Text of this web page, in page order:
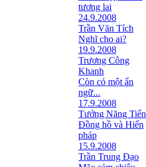
tương lai
24.9.2008
Trần Văn Tích
Nghĩ cho ai?
19.9.2008
Trương Công
Khanh
Còn có một ẩn
ngữ...
17.9.2008
Tưởng Năng Tiến
Đồng hồ và Hiến
pháp
15.9.2008
Trần Trung Đạo